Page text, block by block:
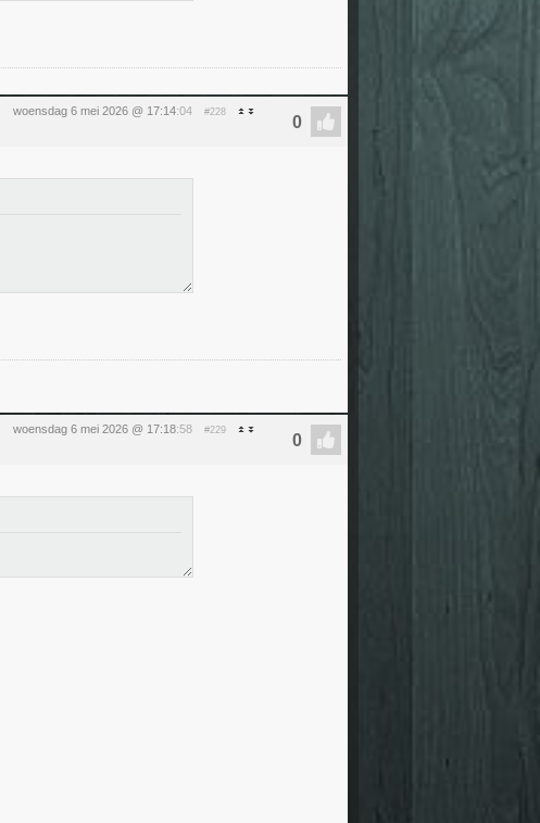
woensdag 6 mei 2026 @ 17:14:04 #228
woensdag 6 mei 2026 @ 17:18:58 #229